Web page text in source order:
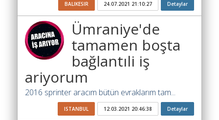
Hesaplama
Akaryakıt
Fiyatları
İlanlar
BALIKESIR 24.07.2021 21:10:27 Detaylar
Ümraniye'de
tamamen boşta
bağlantıli iş
ariyorum
2016 sprinter aracım bütün evraklarım tam...
ISTANBUL 12.03.2021 20:46:38 Detaylar